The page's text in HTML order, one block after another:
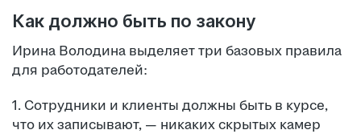
Как должно быть по закону
Ирина Володина выделяет три базовых правила
для работодателей:
1. Сотрудники и клиенты должны быть в курсе,
что их записывают, — никаких скрытых камер